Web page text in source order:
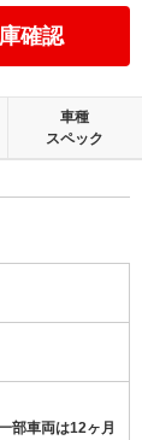
確認
車種
スペック
部車両は12ヶ月